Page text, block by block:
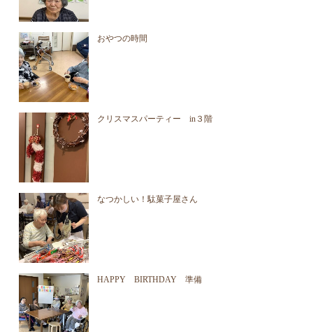
おやつの時間
クリスマスパーティー in３階
なつかしい！駄菓子屋さん
HAPPY BIRTHDAY 準備